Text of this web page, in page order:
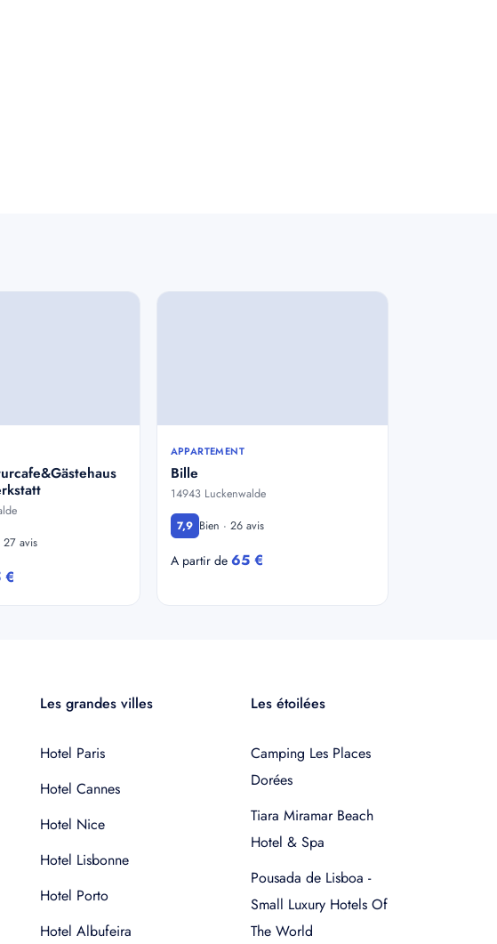
27 avis
€
APPARTEMENT
Bille
14943 Luckenwalde
7,9 Bien · 26 avis
A partir de 65 €
Les grandes villes
Hotel Paris
Hotel Cannes
Hotel Nice
Hotel Lisbonne
Hotel Porto
Hotel Albufeira
Les étoilées
Camping Les Places
Dorées
Tiara Miramar Beach
Hotel & Spa
Pousada de Lisboa -
Small Luxury Hotels Of
The World